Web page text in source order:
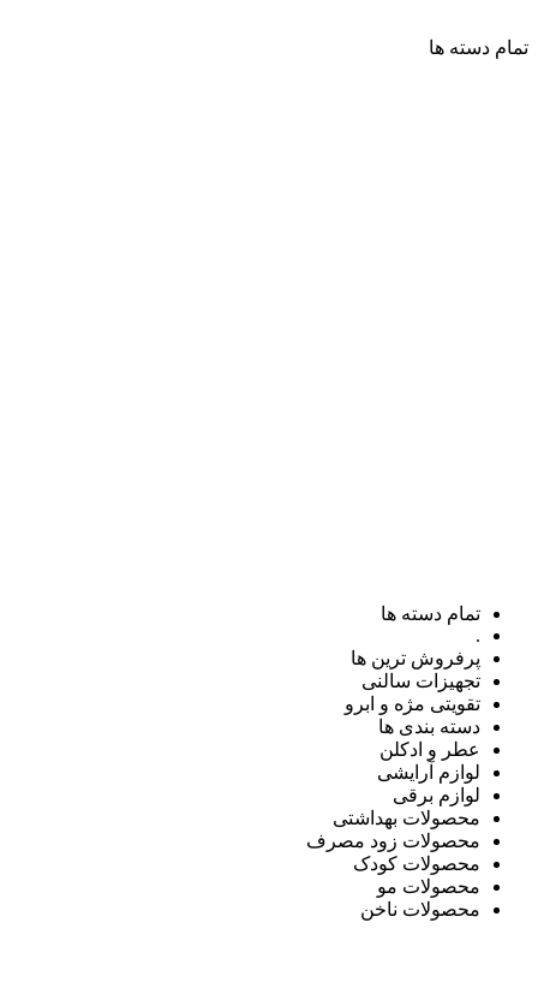
تمام دسته ها
تمام دسته ها
.
پرفروش ترین ها
تجهیزات سالنی
تقویتی مژه و ابرو
دسته بندی ها
عطر و ادکلن
لوازم آرایشی
لوازم برقی
محصولات بهداشتی
محصولات زود مصرف
محصولات کودک
محصولات مو
محصولات ناخن